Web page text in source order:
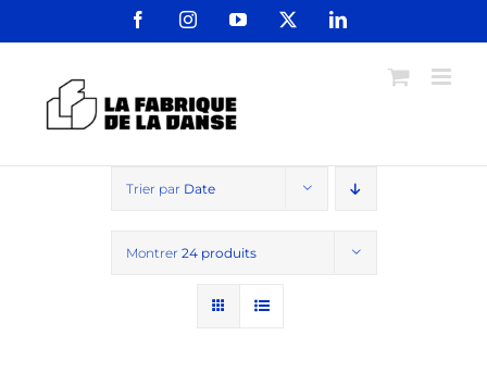
FacebookInstagramYouTube LinkedIn
Trier par Date
Montrer 24 produits